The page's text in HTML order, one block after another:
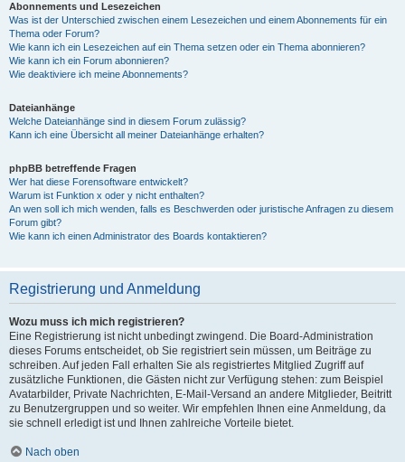
Abonnements und Lesezeichen
Was ist der Unterschied zwischen einem Lesezeichen und einem Abonnements für ein
Thema oder Forum?
Wie kann ich ein Lesezeichen auf ein Thema setzen oder ein Thema abonnieren?
Wie kann ich ein Forum abonnieren?
Wie deaktiviere ich meine Abonnements?
Dateianhänge
Welche Dateianhänge sind in diesem Forum zulässig?
Kann ich eine Übersicht all meiner Dateianhänge erhalten?
phpBB betreffende Fragen
Wer hat diese Forensoftware entwickelt?
Warum ist Funktion x oder y nicht enthalten?
An wen soll ich mich wenden, falls es Beschwerden oder juristische Anfragen zu diesem
Forum gibt?
Wie kann ich einen Administrator des Boards kontaktieren?
Registrierung und Anmeldung
Wozu muss ich mich registrieren?
Eine Registrierung ist nicht unbedingt zwingend. Die Board-Administration
dieses Forums entscheidet, ob Sie registriert sein müssen, um Beiträge zu
schreiben. Auf jeden Fall erhalten Sie als registriertes Mitglied Zugriff auf
zusätzliche Funktionen, die Gästen nicht zur Verfügung stehen: zum Beispiel
Avatarbilder, Private Nachrichten, E-Mail-Versand an andere Mitglieder, Beitritt
zu Benutzergruppen und so weiter. Wir empfehlen Ihnen eine Anmeldung, da
sie schnell erledigt ist und Ihnen zahlreiche Vorteile bietet.
Nach oben